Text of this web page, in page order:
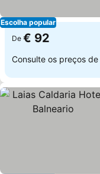
Escolha popular
De € 92
Consulte os preços de